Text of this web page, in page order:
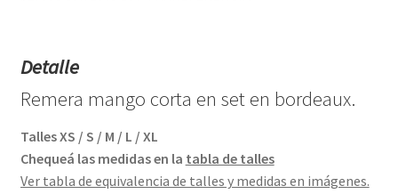
Detalle
Remera mango corta en set en bordeaux.
Talles XS / S / M / L / XL
Chequeá las medidas en la tabla de talles
Ver tabla de equivalencia de talles y medidas en imágenes.